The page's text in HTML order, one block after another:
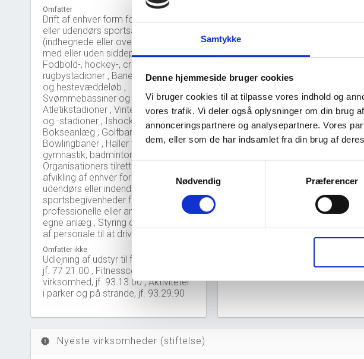
Samtykke
Denne hjemmeside bruger cookies
Vi bruger cookies til at tilpasse vores indhold og
vores trafik. Vi deler også oplysninger om din brug
annonceringspartnere og analysepartnere. Vores
dem, eller som de har indsamlet fra din brug af
Nødvendig
Præferencer
Omfatter
Drift af enhver form for indendørs
eller udendørs sportsanlæg
(indhegnede eller overdækkede,
med eller uden siddepladser): ,
Fodbold-, hockey-, cricket,
rugbystadioner , Baner til bil-, hunde,
og hestevæddeløb ,
Svømmebassiner og -stadioner ,
Atletikstadioner , Vintersportsanlæg
og -stadioner , Ishockeybaner ,
Bokseanlæg , Golfbaner ,
Bowlingbaner , Haller til håndbold,
gymnastik, badminton mv. ,
Organisationers tilrettelæggelse og
afvikling af enhver form for
udendørs eller indendørs
sportsbegivenheder for
professionelle eller amatører på
egne anlæg , Styring og formidling
af personale til at drive disse anlæg
Omfatter ikke
Udlejning af udstyr til fritid og sport,
jf. 77.21.00 , Fitnesscentres
virksomhed, jf. 93.13.00 , Aktiviteter
i parker og på strande, jf. 93.29.90
2016 2017 2018 2019
60
new_releases Nyeste virksomheder (stiftelse)